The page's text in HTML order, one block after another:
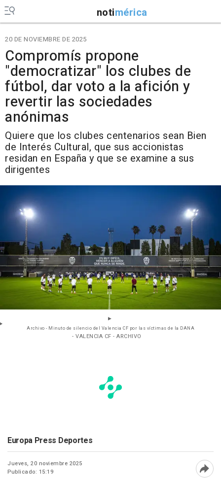
notimérica
20 DE NOVIEMBRE DE 2025
Compromís propone
"democratizar" los clubes de
fútbol, dar voto a la afición y
revertir las sociedades
anónimas
Quiere que los clubes centenarios sean Bien
de Interés Cultural, que sus accionistas
residan en España y que se examine a sus
dirigentes
Archivo - Minuto de silencio del Valencia CF por las víctimas de la DANA
- VALENCIA CF - ARCHIVO
Europa Press Deportes
Jueves, 20 noviembre 2025
Publicado: 15:19